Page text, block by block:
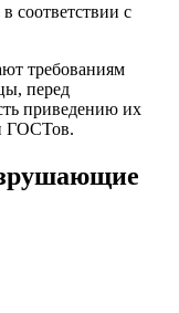
соответствии с
требованиям
перед
приведению их
ГОСТов.